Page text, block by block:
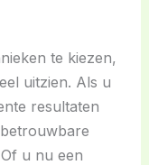
te kiezen,
uitzien. Als u
resultaten
u nu een